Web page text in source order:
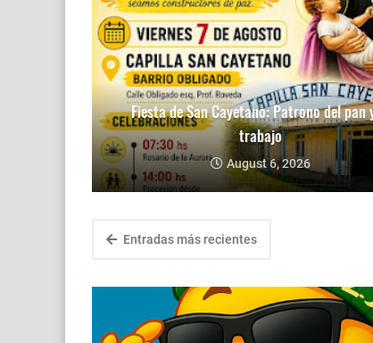
Fiesta de San Cayetano: Patrono del pan
trabajo
August 6, 2026
Entradas más recientes